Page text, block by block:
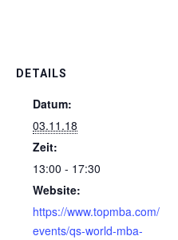
DETAILS
Datum:
03.11.18
Zeit:
13:00 - 17:30
Website:
https://www.topmba.com/
events/qs-world-mba-